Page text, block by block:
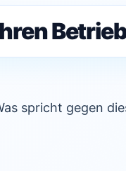
spricht gegen